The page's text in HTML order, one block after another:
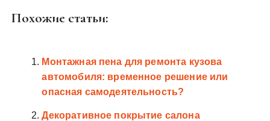
Похожие статьи:
Монтажная пена для ремонта кузова
автомобиля: временное решение или
опасная самодеятельность?
Декоративное покрытие салона